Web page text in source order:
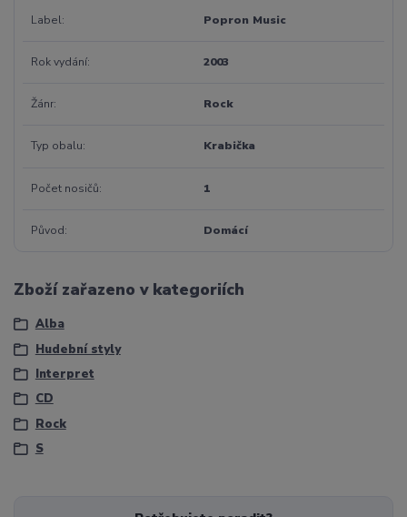
Label Popron Music
Rok vydání 2003
Žánr Rock
Typ obalu Krabička
Počet nosičů 1
Původ Domácí
Zboží zařazeno v kategoriích
Alba
Hudební styly
Interpret
CD
Rock
S